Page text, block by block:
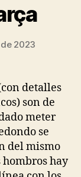
2023
detalles
son de
meter
se
del mismo
hombros hay